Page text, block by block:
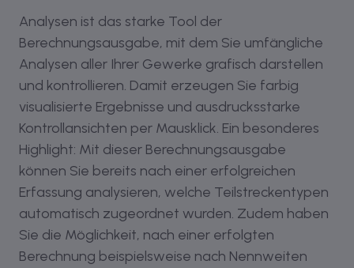
Analysen ist das starke Tool der
Berechnungsausgabe, mit dem Sie umfängliche
Analysen aller Ihrer Gewerke grafisch darstellen
und kontrollieren. Damit erzeugen Sie farbig
visualisierte Ergebnisse und ausdrucksstarke
Kontrollansichten per Mausklick. Ein besonderes
Highlight: Mit dieser Berechnungsausgabe
können Sie bereits nach einer erfolgreichen
Erfassung analysieren, welche Teilstreckentypen
automatisch zugeordnet wurden. Zudem haben
Sie die Möglichkeit, nach einer erfolgten
Berechnung beispielsweise nach Nennweiten